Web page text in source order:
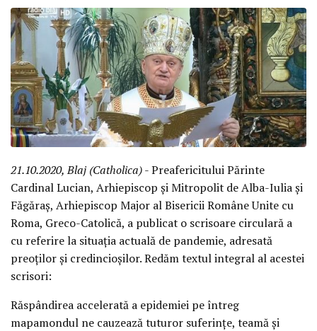
21.10.2020, Blaj (Catholica)- Preafericitului Părinte
Cardinal Lucian, Arhiepiscop și Mitropolit de Alba-Iulia și
Făgăraș, Arhiepiscop Major al Bisericii Române Unite cu
Roma, Greco-Catolică, a publicat o scrisoare circulară a
cu referire la situația actuală de pandemie, adresată
preoților și credincioșilor. Redăm textul integral al acestei
scrisori:
Răspândirea accelerată a epidemiei pe întreg
mapamondul ne cauzează tuturor suferințe, teamă și